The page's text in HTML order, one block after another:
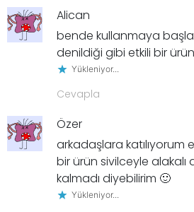
Alican
bende kullanmaya
denildiği gibi etkili bir
Yükleniyor...
Cevapla
Özer
arkadaşlara katılıyorum
bir ürün sivilceyle alakalı
kalmadı diyebilirim 🙂
Yükleniyor...